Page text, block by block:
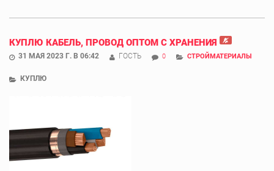
КУПЛЮ КАБЕЛЬ, ПРОВОД ОПТОМ С ХРАНЕНИЯ
31 МАЯ 2023 Г. В 06:42 ГОСТЬ 0 СТРОЙМАТЕРИАЛЫ
КУПЛЮ